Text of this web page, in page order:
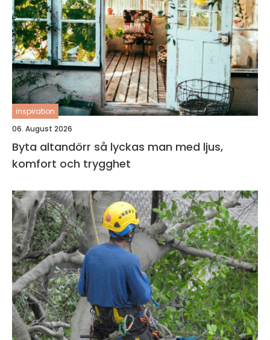
inspiration
06. August 2026
Byta altandörr så lyckas man med ljus,
komfort och trygghet